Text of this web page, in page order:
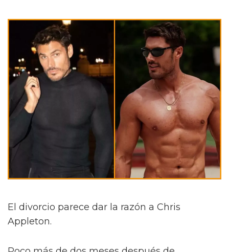
El divorcio parece dar la razón a Chris
Appleton.